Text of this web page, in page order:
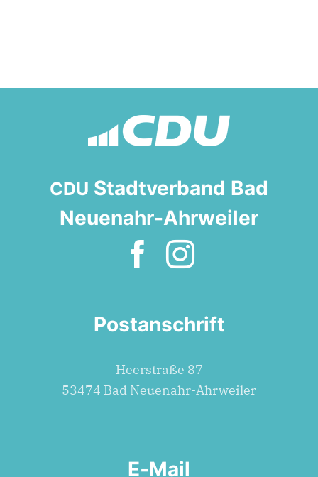
CDU Stadt­ver­band Bad
Neuenahr-Ahrweiler
Post­an­schrift
Heer­stra­ße 87
53474 Bad Neuenahr-Ahrweiler
E‑Mail